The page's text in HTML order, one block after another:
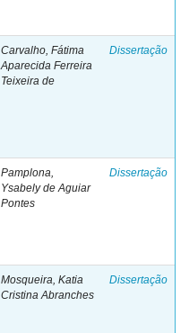
Carvalho, Fátima
Aparecida Ferreira
Teixeira de
Dissertação
Pamplona,
Ysabely de Aguiar
Pontes
Dissertação
Mosqueira, Katia
Cristina Abranches
Dissertação